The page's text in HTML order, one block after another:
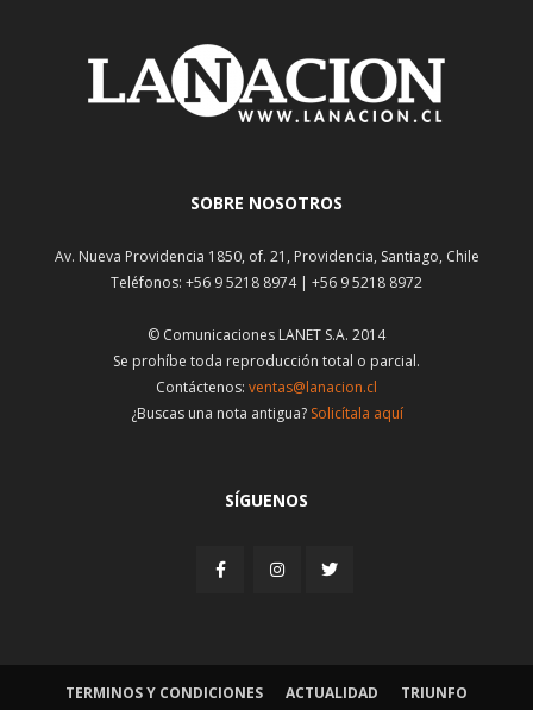
SOBRE NOSOTROS
Av. Nueva Providencia 1850, of. 21, Providencia, Santiago, Chile
Teléfonos: +56 9 5218 8974 | +56 9 5218 8972
© Comunicaciones LANET S.A. 2014
Se prohíbe toda reproducción total o parcial.
Contáctenos: ventas@lanacion.cl
¿Buscas una nota antigua? Solicítala aquí
SÍGUENOS
TERMINOS Y CONDICIONES ACTUALIDAD TRIUNFO